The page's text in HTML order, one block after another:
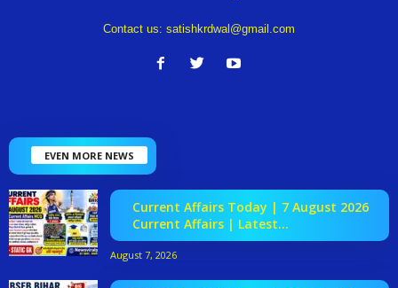
Contact us: satishkrdwal@gmail.com
EVEN MORE NEWS
Current Affairs Today | 7 August 2026
Current Affairs | Latest...
August 7, 2026